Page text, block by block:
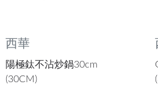
西華
陽極鈦不沾炒鍋30cm
(30CM)